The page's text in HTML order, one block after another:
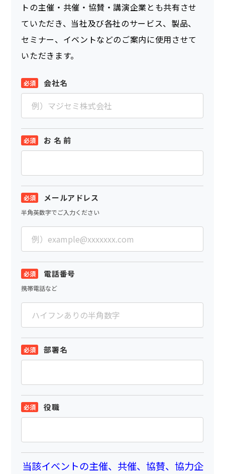
トの主催・共催・協賛・講演企業とも共有させ
ていただき、当社及び各社のサービス、製品、
セミナー、イベントなどのご案内に使用させて
いただきます。
会社名
お 名 前
メールアドレス
半角英数字でご入力ください
電話番号
携帯電話など
部署名
役職
当該イベントの主催、共催、協賛、協力企